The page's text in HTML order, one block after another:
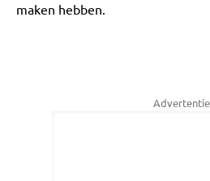
maken hebben.
Advertentie